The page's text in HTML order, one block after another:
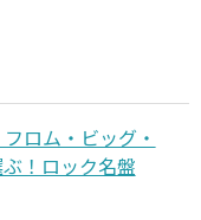
ロム・ビッグ・
！ロック名盤